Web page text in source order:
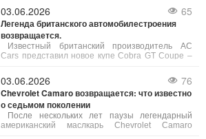
грузовики, а также автобусы, маршрутные такси
и такси.
03.06.2026 65
Легенда британского автомобилестроения
возвращается.
Известный британский производитель AC
Cars представил новое купе Cobra GT Coupe –
03.06.2026 76
Chevrolet Camaro возвращается: что известно
о седьмом поколении
После нескольких лет паузы легендарный
американский маслкарь Chevrolet Camaro